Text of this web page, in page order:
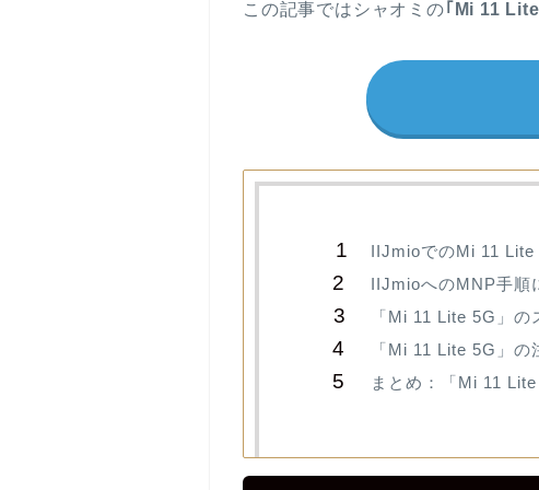
この記事ではシャオミの｢Mi 11
IIJmioでのMi 11 Lite
IIJmioへのMNP手順
「Mi 11 Lite 5G」の
「Mi 11 Lite 5G」の
まとめ：「Mi 11